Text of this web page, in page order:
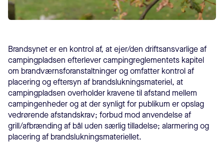
Brandsynet er en kontrol af, at ejer/den driftsansvarlige af
campingpladsen efterlever campingreglementets kapitel
om brandværnsforanstaltninger og omfatter kontrol af
placering og eftersyn af brandslukningsmateriel, at
campingpladsen overholder kravene til afstand mellem
campingenheder og at der synligt for publikum er opslag
vedrørende afstandskrav; forbud mod anvendelse af
grill/afbrænding af bål uden særlig tilladelse; alarmering og
placering af brandslukningsmateriellet.